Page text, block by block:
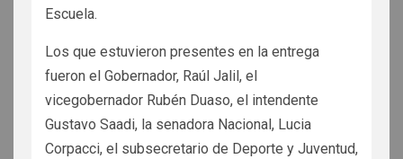
Escuela.
Los que estuvieron presentes en la entrega
fueron el Gobernador, Raúl Jalil, el
vicegobernador Rubén Duaso, el intendente
Gustavo Saadi, la senadora Nacional, Lucia
Corpacci, el subsecretario de Deporte y Juventud,